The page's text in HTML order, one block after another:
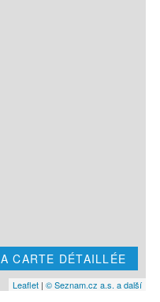
CARTE DÉTAILLÉE
Leaflet | © Seznam.cz a.s. a další